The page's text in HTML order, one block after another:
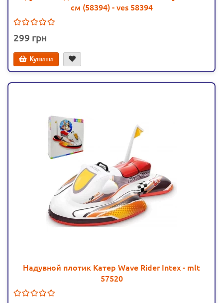
см (58394) - ves 58394
299
Купити
Надувной плотик Катер Wave Rider Intex - mlt
57520